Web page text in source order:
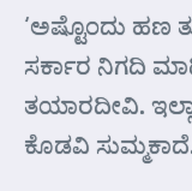
‘ಅಷ್ಟೊಂದು ಹಣ
ಸರ್ಕಾರ ನಿಗದಿ
ತಯಾರದೀವಿ.
ಕೊಡವಿ